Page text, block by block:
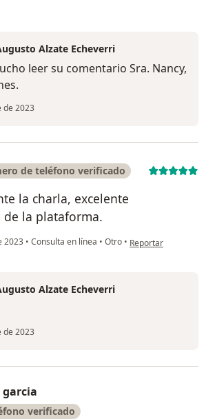
Alzate Echeverri
leer su comentario Sra. Nancy,
de 2023
de teléfono verificado
la charla, excelente
la plataforma.
2023 • Consulta en línea • Otro • en opinión del usuario
Reportar
Alzate Echeverri
de 2023
garcia
verificado